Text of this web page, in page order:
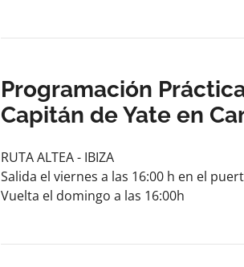
Programación
Capitán de Yate en
RUTA ALTEA - IBIZA
Salida el viernes a las 16:00 h en el
Vuelta el domingo a las 16:00h